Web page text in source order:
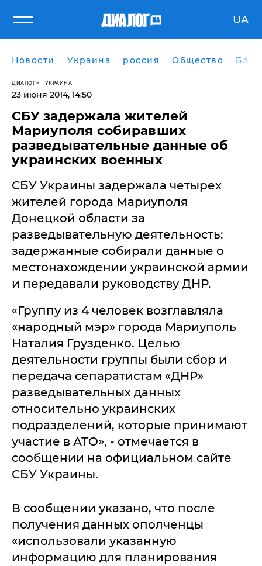
UA
Новости Украина россия Общество
ДИАЛОГ УКРАИНА
23 июня 2014, 14:50
СБУ задержала жителей
Мариуполя собиравших
разведывательные данные об
украинских военных
СБУ Украины задержала четырех
жителей города Мариуполя
Донецкой области за
разведывательную деятельность:
задержанные собирали данные о
местонахождении украинской армии
и передавали руководству ДНР.
«Группу из 4 человек возглавляла
«народный мэр» города Мариуполь
Наталия Грузденко. Целью
деятельности группы были сбор и
передача сепаратистам «ДНР»
разведывательных данных
относительно украинских
подразделений, которые принимают
участие в АТО», - отмечается в
сообщении на официальном сайте
СБУ Украины.
В сообщении указано, что после
получения данных ополченцы
«использовали указанную
информацию для планирования